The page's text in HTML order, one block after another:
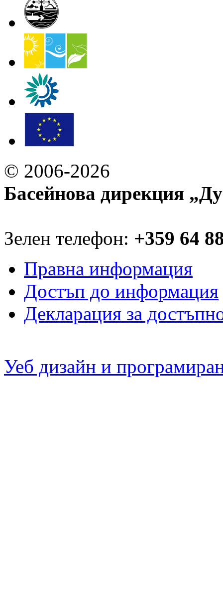
© 2006-2026
Басейнова дирекция
Зелен телефон: +359 64
Правна информация
Достъп до информация
Декларация за
Уеб дизайн и